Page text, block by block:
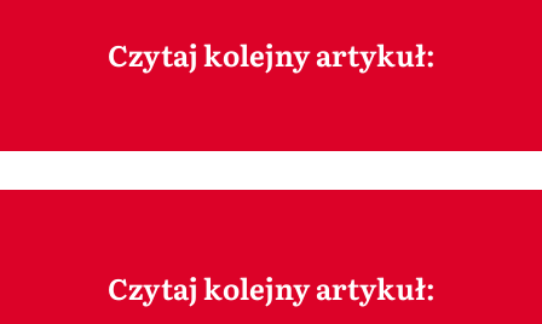
Czytaj kolejny artykuł:
Czytaj kolejny artykuł: